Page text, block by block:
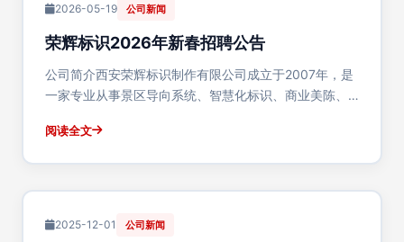
2026-05-19 公司新闻
荣辉标识2026年新春招聘公告
公司简介西安荣辉标识制作有限公司成立于2007年，是
一家专业从事景区导向系统、智慧化标识、商业美陈、
富的行业经验和专业的技术团队，服务范围覆盖全国。
阅读全文
2025-12-01 公司新闻